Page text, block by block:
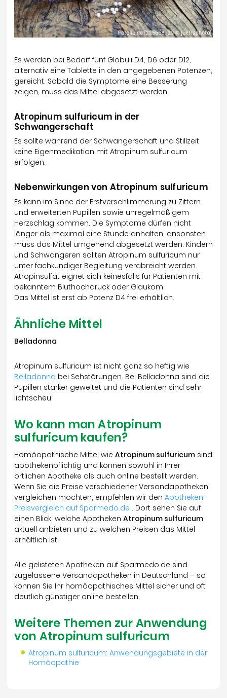
Es werden bei Bedarf fünf Globuli D4, D6 oder D12,
alternativ eine Tablette in den angegebenen Potenzen,
gereicht. Sobald die Symptome eine Besserung
zeigen, muss das Mittel abgesetzt werden.
Atropinum sulfuricum in der
Schwangerschaft
Es sollte während der Schwangerschaft und Stillzeit
keine Eigenmedikation mit Atropinum sulfuricum
erfolgen.
Nebenwirkungen von Atropinum sulfuricum
Es kann im Sinne der Erstverschlimmerung zu Zittern
und erweiterten Pupillen sowie unregelmäßigem
Herzschlag kommen. Die Symptome dürfen nicht
länger als maximal eine Stunde anhalten, ansonsten
muss das Mittel umgehend abgesetzt werden. Kindern
und Schwangeren sollten Atropinum sulfuricum nur
unter fachkundiger Begleitung verabreicht werden.
Atropinsulfat eignet sich keinesfalls für Patienten mit
bekanntem Bluthochdruck oder Glaukom.
Das Mittel ist erst ab Potenz D4 frei erhältlich.
Ähnliche Mittel
Belladonna
Atropinum sulfuricum ist nicht ganz so heftig wie
Belladonna bei Sehstörungen. Bei Belladonna sind die
Pupillen stärker geweitet und die Patienten sind sehr
lichtscheu.
Wo kann man Atropinum
sulfuricum kaufen?
Homöopathische Mittel wie Atropinum sulfuricum sind
apothekenpflichtig und können sowohl in Ihrer
örtlichen Apotheke als auch online bestellt werden.
Wenn Sie die Preise verschiedener Versandapotheken
vergleichen möchten, empfehlen wir den Apotheken-
Preisvergleich auf Sparmedo.de . Dort sehen Sie auf
einen Blick, welche Apotheken Atropinum sulfuricum
aktuell anbieten und zu welchen Preisen das Mittel
erhältlich ist.
Alle gelisteten Apotheken auf Sparmedo.de sind
zugelassene Versandapotheken in Deutschland – so
können Sie Ihr homöopathisches Mittel sicher und oft
deutlich günstiger online bestellen.
Weitere Themen zur Anwendung
von Atropinum sulfuricum
Atropinum sulfuricum: Anwendungsgebiete in der
Homöopathie